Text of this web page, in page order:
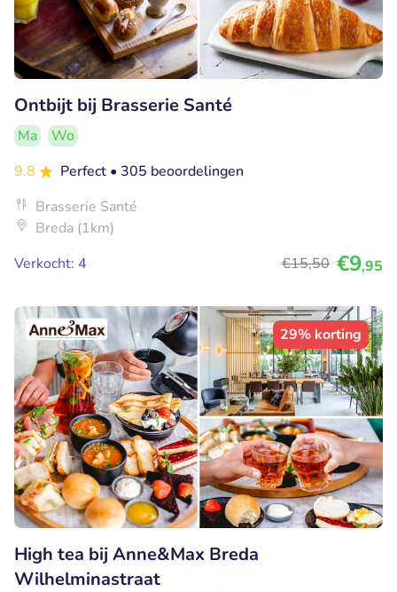
Ontbijt bij Brasserie Santé
Ma
Wo
9.8
Perfect • 305 beoordelingen
Brasserie Santé
Breda (1km)
Verkocht: 4
€15,50 €9,95
29% korting
High tea bij Anne&Max Breda
Wilhelminastraat